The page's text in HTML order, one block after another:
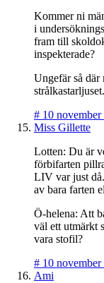
Kommer ni
i
fram till
inspekterade?
Ungefär så där
strålkastarljuset.
# 10
Miss Gillette
Lotten: Du är
förbifarten
LIV var just
av bara farten
Ö-helena: Att
väl ett utmärkt
vara stofil?
# 10
Ami